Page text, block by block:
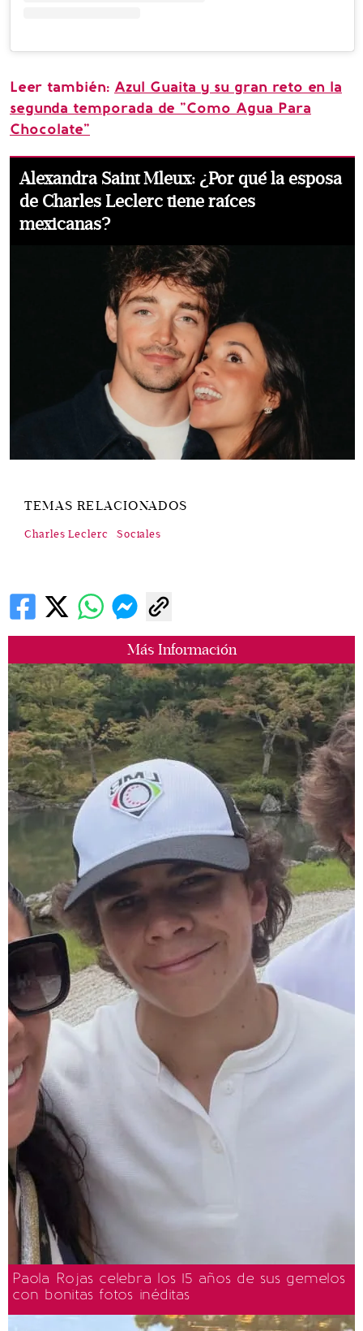
Más Información
Paola Rojas celebra los 15 años de sus gemelos
con bonitas fotos inéditas
Leer también: Azul Guaita y su gran reto en la
segunda temporada de "Como Agua Para
Chocolate"
Alexandra Saint Mleux: ¿Por qué la esposa
de Charles Leclerc tiene raíces
mexicanas?
TEMAS RELACIONADOS
Charles Leclerc Sociales